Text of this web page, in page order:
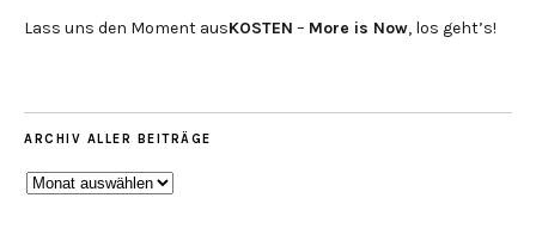
Lass uns den Moment ausKOSTEN – More is Now, los geht’s!
ARCHIV ALLER BEITRÄGE
ARCHIV